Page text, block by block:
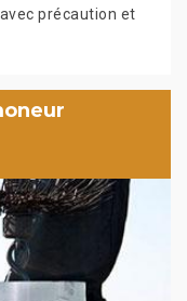
précaution et